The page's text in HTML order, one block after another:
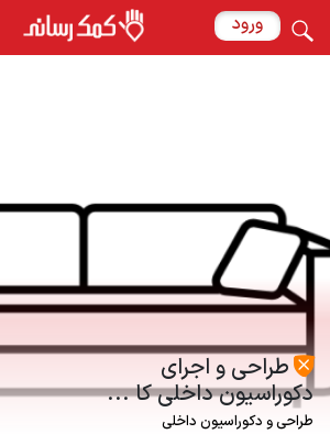
ورود
طراحی و اجرای
دکوراسیون داخلی کا ...
طراحی و دکوراسیون داخلی